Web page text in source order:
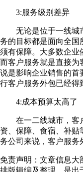
3:服务级别差异
无论是位于一线城市
务的目标都是面向全国
须有保障。大多数企业
而客户服务就是直接为
说是影响企业销售的首
行客户服务外包已经得
4:成本预算太高了
在一二线城市，客户
资、保障、食宿、补
务公司来说，客户服务
免责声明：文章信息
排版辑编及整理，是出